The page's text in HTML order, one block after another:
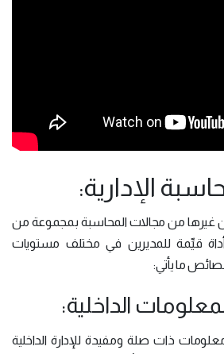
الإدارية:
عن غيرها من مجالات المحاسبة بمجموعة من
قيِّمة للمديرين في مختلف مستويات
ما يأتي:
ذات صلة ومفيدة للإدارة الداخلية